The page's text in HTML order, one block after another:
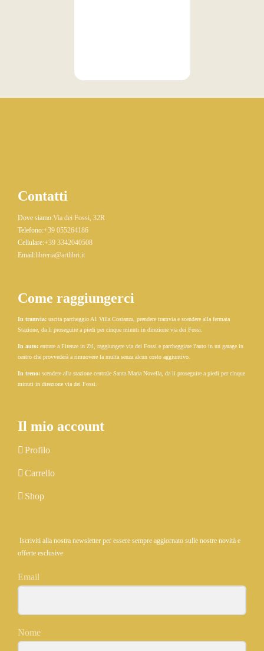
Contatti
Dove siamo:Via dei Fossi, 32R
Telefono:+39 055264186
Cellulare:+39 3342040508
Email:libreria@artlibri.it
Come raggiungerci
In tramvia: uscita parcheggio A1 Villa Costanza, prendere tramvia e scendere alla fermata
Stazione, da li proseguire a piedi per cinque minuti in direzione via dei Fossi.
In auto: entrare a Firenze in Ztl, raggiungere via dei Fossi e parcheggiare l'auto in un garage in
centro che provvederà a rimuovere la multa senza alcun costo aggiuntivo.
In treno: scendere alla stazione centrale Santa Maria Novella, da li proseguire a piedi per cinque
minuti in direzione via dei Fossi.
Il mio account
Profilo
Carrello
Shop
Iscriviti alla nostra newsletter per essere sempre aggiornato sulle nostre novità e
offerte esclusive
Email
Nome